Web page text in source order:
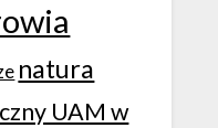
natura
UAM w